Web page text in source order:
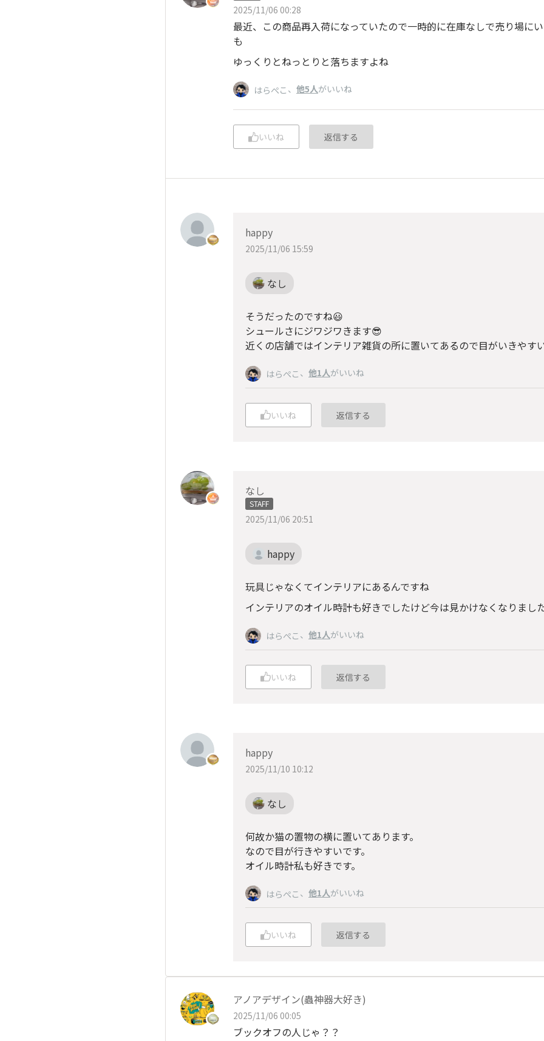
2025/11/06 00:28
最近、この商品再入荷になっていたので一時的に在庫なしで売り場に
も
ゆっくりとねっとりと落ちますよね
はらぺこ 、 他5人がいいね
いいね 返信する
happy
2025/11/06 15:59
なし
そうだったのですね😃
シュールさにジワジワきます😎
近くの店舗ではインテリア雑貨の所に置いてあるので目がいきやす
はらぺこ 、 他1人がいいね
いいね 返信する
なし
STAFF
2025/11/06 20:51
happy
玩具じゃなくてインテリアにあるんですね
インテリアのオイル時計も好きでしたけど今は見かけなくなりまし
はらぺこ 、 他1人がいいね
いいね 返信する
happy
2025/11/10 10:12
なし
何故か猫の置物の横に置いてあります。
なので目が行きやすいです。
オイル時計私も好きです。
はらぺこ 、 他1人がいいね
いいね 返信する
アノアデザイン(蟲神器大好き)
2025/11/06 00:05
ブックオフの人じゃ？？